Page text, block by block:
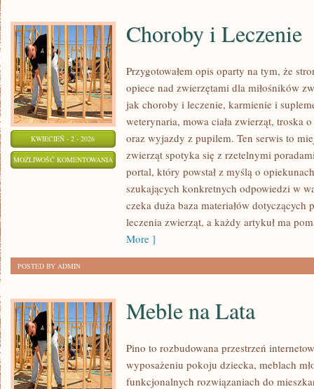
KWIECIEŃ - 2 - 2026
MOŻLIWOŚĆ KOMENTOWANIA CHOROBY
LECZENIE
Choroby i Leczenie
Przygotowałem opis oparty na tym, że
opiece nad zwierzętami dla miłośników
jak choroby i leczenie, karmienie i
weterynaria, mowa ciała zwierząt, troska
oraz wyjazdy z pupilem. Ten serwis to
zwierząt spotyka się z rzetelnymi
portal, który powstał z myślą o
szukających konkretnych odpowiedzi w
czeka duża baza materiałów
leczenia zwierząt, a każdy artykuł ma
More ]
POSTED BY ADMIN
Meble na Lata
Pino to rozbudowana przestrzeń
wyposażeniu pokoju dziecka, meblach
funkcjonalnych rozwiązaniach do